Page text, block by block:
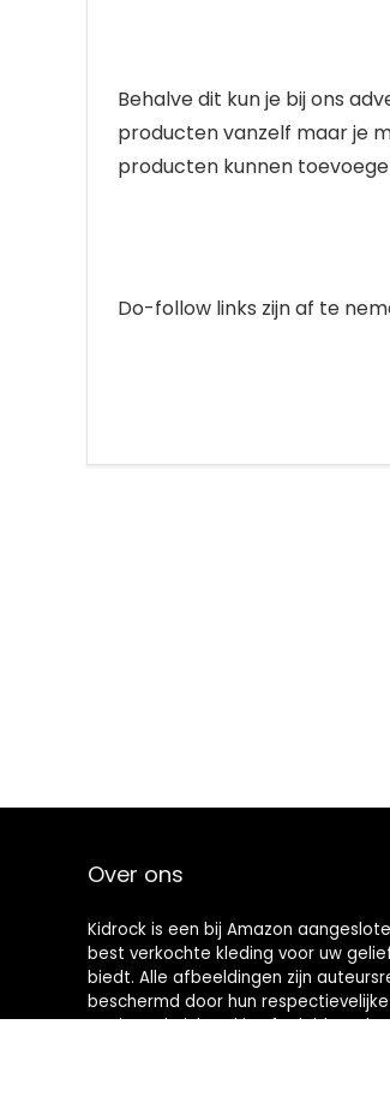
Behalve dit kun je bij ons
producten vanzelf maar je
producten kunnen
Do-follow links zijn af te
Over ons
Kidrock is een bij Amazon
best verkochte kleding voor uw
biedt. Alle afbeeldingen zijn
beschermd door hun
geciteerde inhoud is afgeleid van